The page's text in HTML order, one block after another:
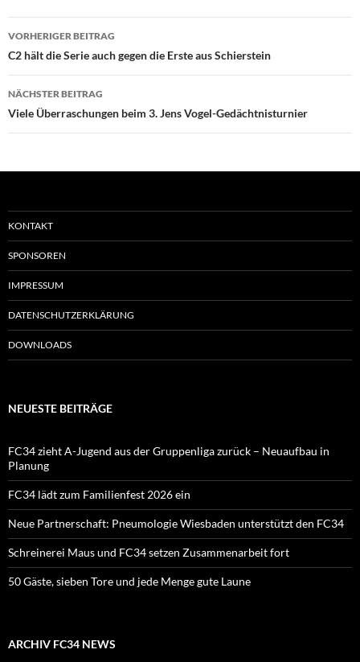
Beitragsnavigation
VORHERIGER BEITRAG
C2 hält die Serie auch gegen die Erste aus Schierstein
NÄCHSTER BEITRAG
Viele Überraschungen beim 3. Jens Vogel-Gedächtnisturnier
KONTAKT
SPONSOREN
IMPRESSUM
DATENSCHUTZERKLÄRUNG
DOWNLOADS
NEUESTE BEITRÄGE
FC34 zieht A-Jugend aus der Gruppenliga zurück – Neuaufbau in
Planung
FC34 lädt zum Familienfest 2026 ein
Neue Partnerschaft: Pneumologie Wiesbaden unterstützt den FC34
Schreinerei Maus und FC34 setzen Zusammenarbeit fort
50 Gäste, sieben Tore und jede Menge gute Laune
ARCHIV FC34 NEWS